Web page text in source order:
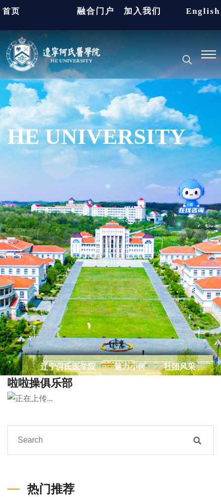
首页 融合门户 加入我们 English
HE UNIVERSITY
辽宁何氏医学院 > 魅力小何 > 社团风采
啦啦操俱乐部
热门推荐